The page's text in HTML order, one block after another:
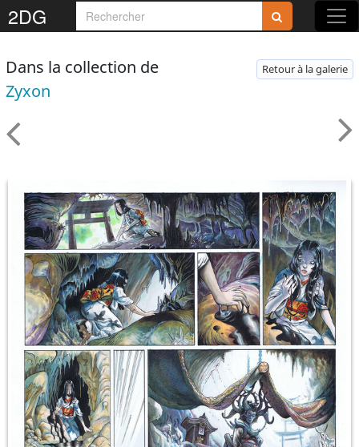
2DG
Dans la collection de
Zyxon
Retour à la galerie